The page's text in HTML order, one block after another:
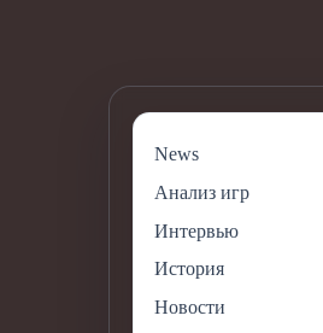
News
Анализ игр
Интервью
История
Новости